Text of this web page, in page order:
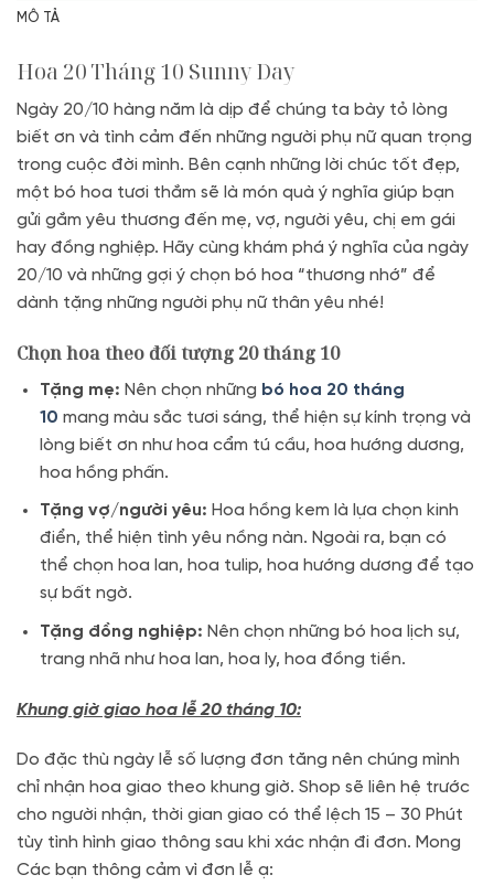
MÔ TẢ
Hoa 20 Tháng 10 Sunny Day
Ngày 20/10 hàng năm là dịp để chúng ta bày tỏ lòng
biết ơn và tình cảm đến những người phụ nữ quan trọng
trong cuộc đời mình. Bên cạnh những lời chúc tốt đẹp,
một bó hoa tươi thắm sẽ là món quà ý nghĩa giúp bạn
gửi gắm yêu thương đến mẹ, vợ, người yêu, chị em gái
hay đồng nghiệp. Hãy cùng khám phá ý nghĩa của ngày
20/10 và những gợi ý chọn bó hoa “thương nhớ” để
dành tặng những người phụ nữ thân yêu nhé!
Chọn hoa theo đối tượng 20 tháng 10
Tặng mẹ: Nên chọn những bó hoa 20 tháng
10 mang màu sắc tươi sáng, thể hiện sự kính trọng và
lòng biết ơn như hoa cẩm tú cầu, hoa hướng dương,
hoa hồng phấn.
Tặng vợ/người yêu: Hoa hồng kem là lựa chọn kinh
điển, thể hiện tình yêu nồng nàn. Ngoài ra, bạn có
thể chọn hoa lan, hoa tulip, hoa hướng dương để tạo
sự bất ngờ.
Tặng đồng nghiệp: Nên chọn những bó hoa lịch sự,
trang nhã như hoa lan, hoa ly, hoa đồng tiền.
Khung giờ giao hoa lễ 20 tháng 10:
Do đặc thù ngày lễ số lượng đơn tăng nên chúng mình
chỉ nhận hoa giao theo khung giờ. Shop sẽ liên hệ trước
cho người nhận, thời gian giao có thể lệch 15 – 30 Phút
tùy tình hình giao thông sau khi xác nhận đi đơn. Mong
Các bạn thông cảm vì đơn lễ ạ: